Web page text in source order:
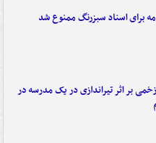
برای اسناد سبزرنگ ممنوع شد
زخمی بر اثر تیراندازی در یک مدرسه در